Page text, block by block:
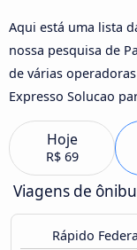
Aqui está uma lista
nossa pesquisa de
de várias
Expresso Solucao
Hoje
R$ 69
Viagens de
Rápido